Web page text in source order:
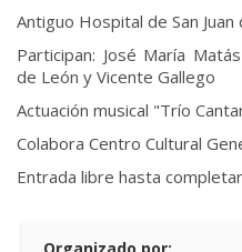
Antiguo Hospital de San
Participan: José María
de León y Vicente Gallego
Actuación musical "Trío
Colabora Centro Cultural
Entrada libre hasta